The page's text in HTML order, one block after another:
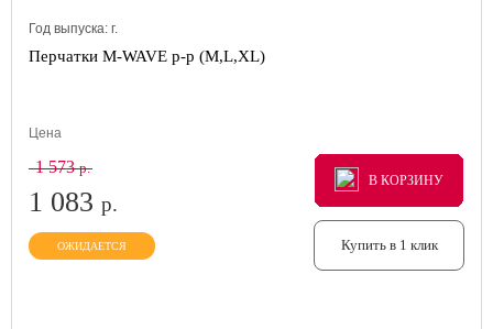
Год выпуска: г.
Перчатки M-WAVE p-p (M,L,XL)
Цена
1 573р.
1 083 р.
ОЖИДАЕТСЯ
В КОРЗИНУ
В КОРЗИНУ
В КОРЗИНУ
Купить в 1 клик